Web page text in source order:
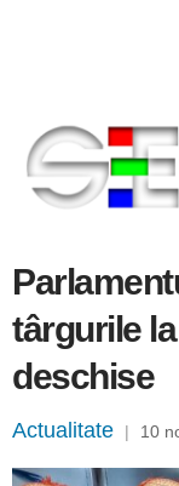
târgurile
deschise
Actualitate | 10